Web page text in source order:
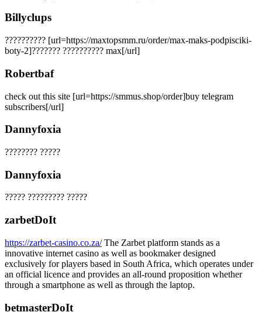
Billyclups
?????????? [url=https://maxtopsmm.ru/order/max-maks-podpisciki-
boty-2]??????? ?????????? max[/url]
Robertbaf
check out this site [url=https://smmus.shop/order]buy telegram
subscribers[/url]
Dannyfoxia
???????? ?????
Dannyfoxia
????? ????????? ?????
zarbetDoIt
https://zarbet-casino.co.za/The Zarbet platform stands as a
innovative internet casino as well as bookmaker designed
exclusively for players based in South Africa, which operates under
an official licence and provides an all-round proposition whether
through a smartphone as well as through the laptop.
betmasterDoIt